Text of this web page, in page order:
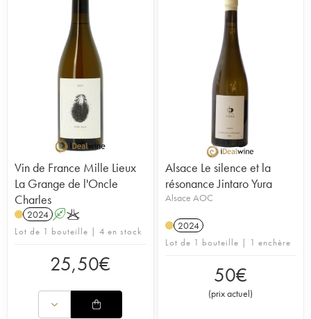
Vin de France Mille Lieux
La Grange de l'Oncle
Charles
2024 AK
Lot de 1 bouteille | 4 en stock
25,50€
Alsace Le silence et la
résonance Jintaro Yura
Alsace AOC
2024
Lot de 1 bouteille | 1 enchère
50€
(prix actuel)